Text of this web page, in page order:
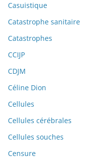
Casuistique
Catastrophe sanitaire
Catastrophes
CCIJP
CDJM
Céline Dion
Cellules
Cellules cérébrales
Cellules souches
Censure